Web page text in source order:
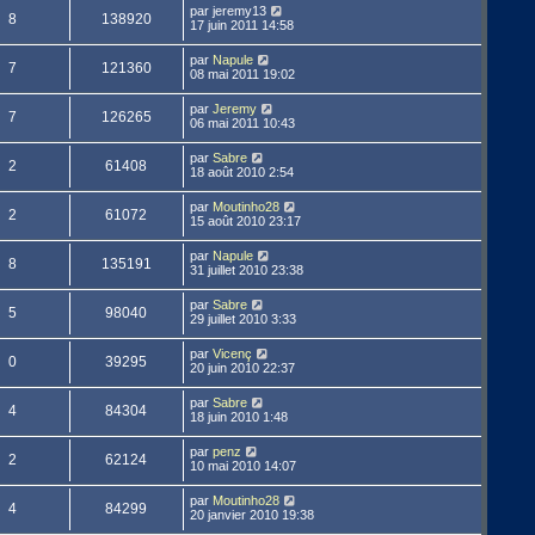
8 138920 par jeremy13
17 juin 2011 14:58
7 121360 par Napule
08 mai 2011 19:02
7 126265 par Jeremy
06 mai 2011 10:43
2 61408 par Sabre
18 août 2010 2:54
2 61072 par Moutinho28
15 août 2010 23:17
8 135191 par Napule
31 juillet 2010 23:38
5 98040 par Sabre
29 juillet 2010 3:33
0 39295 par Vicenç
20 juin 2010 22:37
4 84304 par Sabre
18 juin 2010 1:48
2 62124 par penz
10 mai 2010 14:07
4 84299 par Moutinho28
20 janvier 2010 19:38